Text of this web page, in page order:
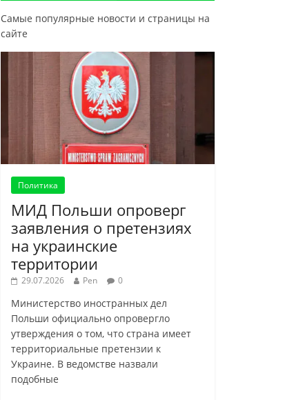
Самые популярные новости и страницы на
сайте
Политика
МИД Польши опроверг
заявления о претензиях
на украинские
территории
29.07.2026 Pen 0
Министерство иностранных дел
Польши официально опровергло
утверждения о том, что страна имеет
территориальные претензии к
Украине. В ведомстве назвали
подобные